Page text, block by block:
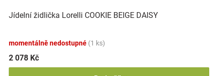
Jídelní židlička Lorelli COOKIE BEIGE DAISY
momentálně nedostupné (1 ks)
2 078 Kč